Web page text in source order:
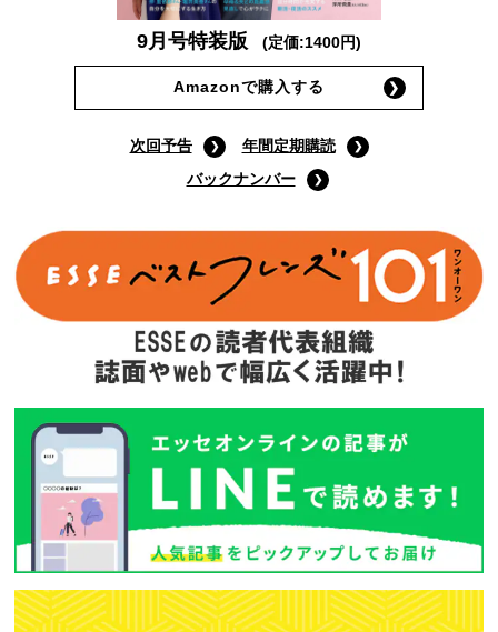
9月号特装版 (定価:1400円)
Amazonで購入する
次回予告
年間定期購読
バックナンバー